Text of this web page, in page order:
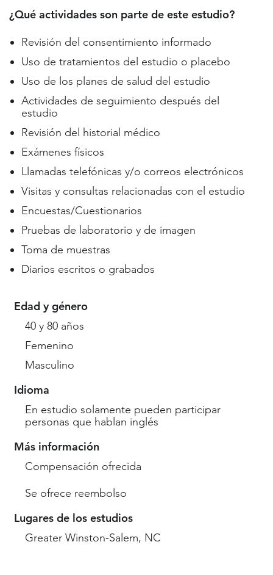
¿Qué actividades son parte de este estudio?
Revisión del consentimiento informado
Uso de tratamientos del estudio o placebo
Uso de los planes de salud del estudio
Actividades de seguimiento después del
estudio
Revisión del historial médico
Exámenes físicos
Llamadas telefónicas y/o correos electrónicos
Visitas y consultas relacionadas con el estudio
Encuestas/Cuestionarios
Pruebas de laboratorio y de imagen
Toma de muestras
Diarios escritos o grabados
Edad y género
40 y 80 años
Femenino
Masculino
Idioma
En estudio solamente pueden participar
personas que hablan inglés
Más información
Compensación ofrecida
Se ofrece reembolso
Lugares de los estudios
Greater Winston-Salem, NC